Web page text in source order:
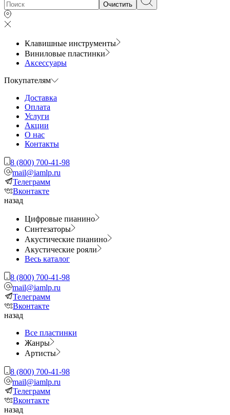
Очистить
Клавишные инструменты
Виниловые пластинки
Аксессуары
Покупателям
Доставка
Оплата
Услуги
Акции
О нас
Контакты
8 (800) 700-41-98
mail@iamlp.ru
Телеграмм
Вконтакте
назад
Цифровые пианино
Синтезаторы
Акустические пианино
Акустические рояли
Весь каталог
8 (800) 700-41-98
mail@iamlp.ru
Телеграмм
Вконтакте
назад
Все пластинки
Жанры
Артисты
8 (800) 700-41-98
mail@iamlp.ru
Телеграмм
Вконтакте
назад